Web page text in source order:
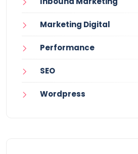
Marketing Digital
Performance
SEO
Wordpress